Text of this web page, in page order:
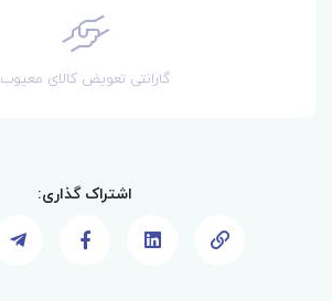
گارانتی تعویض کالای معیوب
اشتراک گذاری: